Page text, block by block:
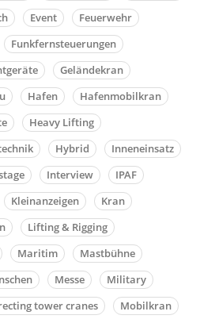
Event
Feuerwehr
Funkfernsteuerungen
Geländekran
Hafen
Hafenmobilkran
Heavy Lifting
Hybrid
Inneneinsatz
Interview
IPAF
Kleinanzeigen
Kran
Lifting & Rigging
Maritim
Mastbühne
Messe
Military
tower cranes Mobilkran